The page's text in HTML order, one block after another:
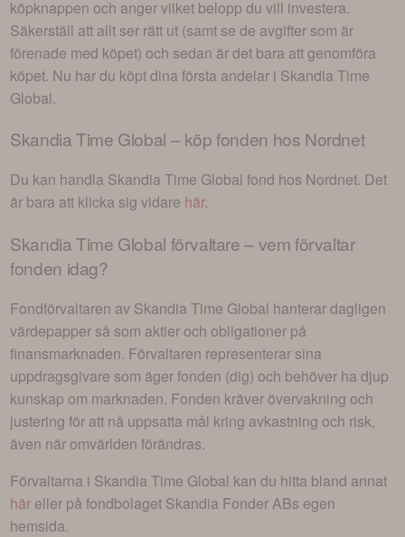
köpknappen och anger vilket belopp du vill investera.
Säkerställ att allt ser rätt ut (samt se de avgifter som är
förenade med köpet) och sedan är det bara att genomföra
köpet. Nu har du köpt dina första andelar i Skandia Time
Global.
Skandia Time Global – köp fonden hos Nordnet
Du kan handla Skandia Time Global fond hos Nordnet. Det
är bara att klicka sig vidare här.
Skandia Time Global förvaltare – vem förvaltar
fonden idag?
Fondförvaltaren av Skandia Time Global hanterar dagligen
värdepapper så som aktier och obligationer på
finansmarknaden. Förvaltaren representerar sina
uppdragsgivare som äger fonden (dig) och behöver ha djup
kunskap om marknaden. Fonden kräver övervakning och
justering för att nå uppsatta mål kring avkastning och risk,
även när omvärlden förändras.
Förvaltarna i Skandia Time Global kan du hitta bland annat
här eller på fondbolaget Skandia Fonder ABs egen
hemsida.